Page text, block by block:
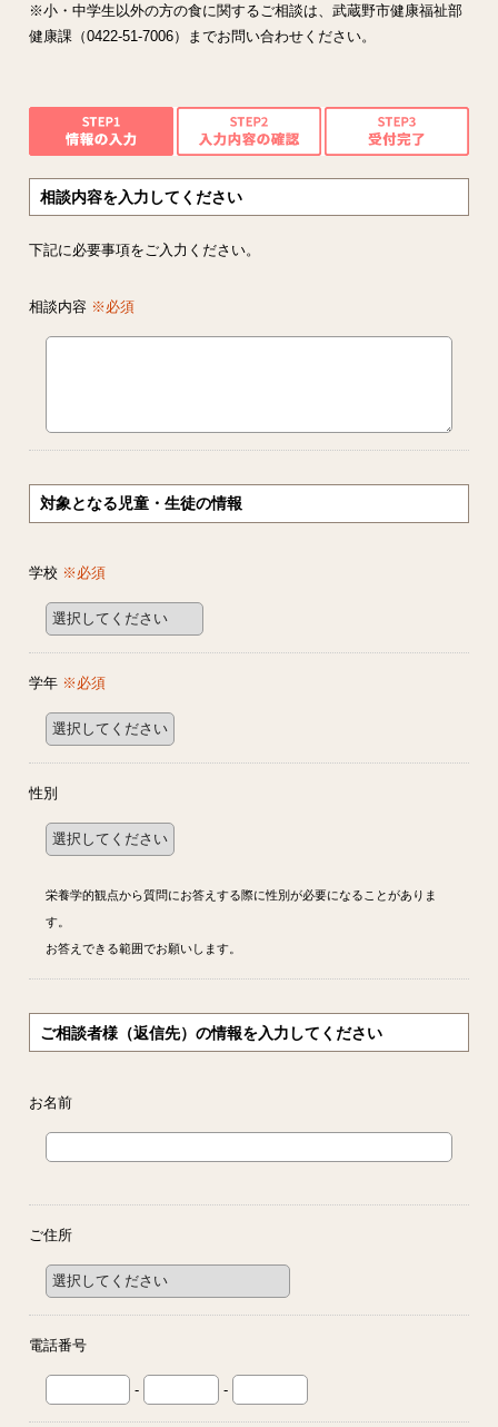
※小・中学生以外の方の食に関するご相談は、武蔵野市健康福祉部
健康課（0422-51-7006）までお問い合わせください。
相談内容を入力してください
下記に必要事項をご入力ください。
相談内容 ※必須
対象となる児童・生徒の情報
学校 ※必須
学年 ※必須
性別
栄養学的観点から質問にお答えする際に性別が必要になることがありま
す。
お答えできる範囲でお願いします。
ご相談者様（返信先）の情報を入力してください
お名前
ご住所
電話番号
- -